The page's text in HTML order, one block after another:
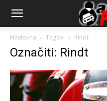
AutopressHR
Naslovna Tagovi Rindt
Označiti: Rindt